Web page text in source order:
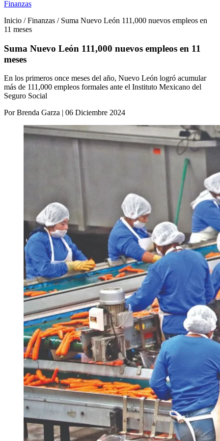
Finanzas
Inicio / Finanzas / Suma Nuevo León 111,000 nuevos empleos en
11 meses
Suma Nuevo León 111,000 nuevos empleos en 11
meses
En los primeros once meses del año, Nuevo León logró acumular
más de 111,000 empleos formales ante el Instituto Mexicano del
Seguro Social
Por Brenda Garza | 06 Diciembre 2024